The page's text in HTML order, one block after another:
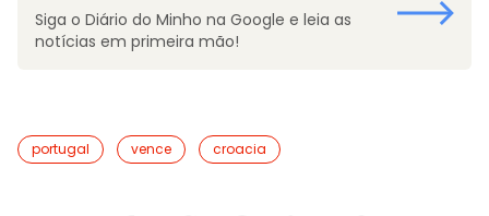
Siga o Diário do Minho na Google e leia as
notícias em primeira mão!
portugal vence croacia